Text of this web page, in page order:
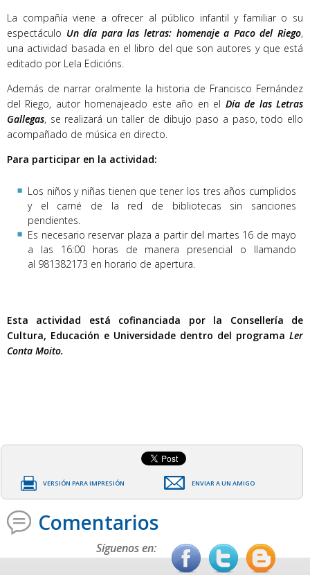
La compañía viene a ofrecer al público infantil y familiar o su
espectáculo Un día para las letras: homenaje a Paco del Riego,
una actividad basada en el libro del que son autores y que está
editado por Lela Edicións.
Además de narrar oralmente la historia de Francisco Fernández
del Riego, autor homenajeado este año en el Día de las Letras
Gallegas, se realizará un taller de dibujo paso a paso, todo ello
acompañado de música en directo.
Para participar en la actividad:
Los niños y niñas tienen que tener los tres años cumplidos
y el carné de la red de bibliotecas sin sanciones
pendientes.
Es necesario reservar plaza a partir del martes 16 de mayo
a las 16:00 horas de manera presencial o llamando
al 981382173 en horario de apertura.
Esta actividad está cofinanciada por la Consellería de
Cultura, Educación e Universidade dentro del programa Ler
Conta Moito.
VERSIÓN PARA IMPRESIÓN ENVIAR A UN AMIGO
Comentarios
Síguenos en: